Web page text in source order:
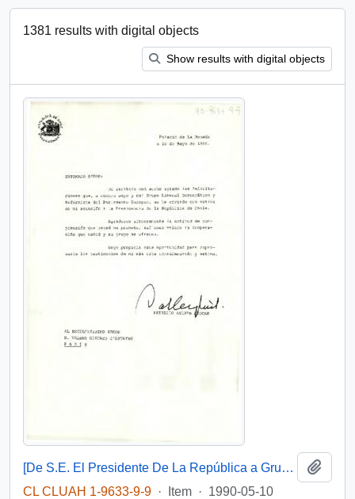
1381 results with digital objects
Show results with digital objects
[De S.E. El Presidente De La República a Grupo Liberal Democrático y Reformista del Parlamento Europeo]
CL CLUAH 1-9633-9-9 · Item · 1990-05-10